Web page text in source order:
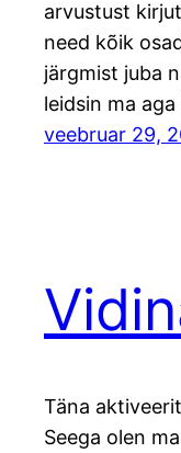
arvustust
need kõik
järgmist juba
leidsin ma
veebruar 29,
Täna
Seega olen